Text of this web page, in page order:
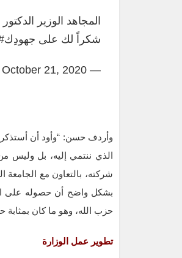
المجاهد الوزير
شكراً لك على جهودِك
— roukaya ashaal (@roukayaashaal1)
October 21, 2020
وأردف حسن: “وأود أن
الذي ننتمي إليه، بل وليس
شركته، بالتعاون مع الجامعة
بشكل واضح أن حصوله على
حزب الله، وهو ما كان
تطوير عمل الوزارة